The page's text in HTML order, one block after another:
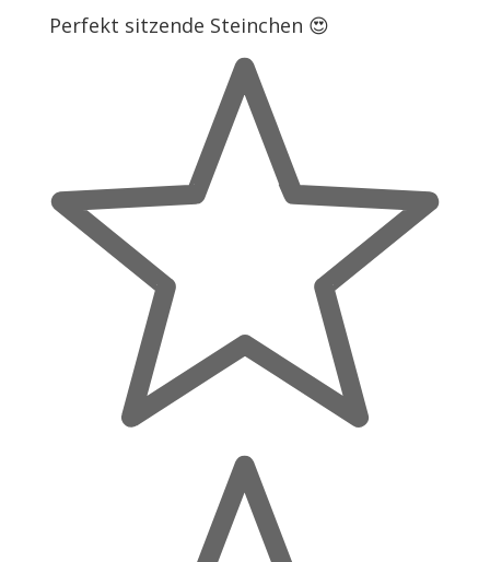
Perfekt sitzende Steinchen 😍